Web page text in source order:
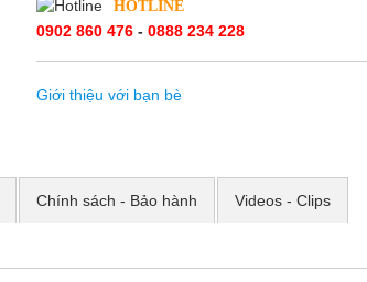
HOTLINE
0902 860 476 - 0888 234 228
Giới thiệu với bạn bè
Chính sách - Bảo hành Videos - Clips